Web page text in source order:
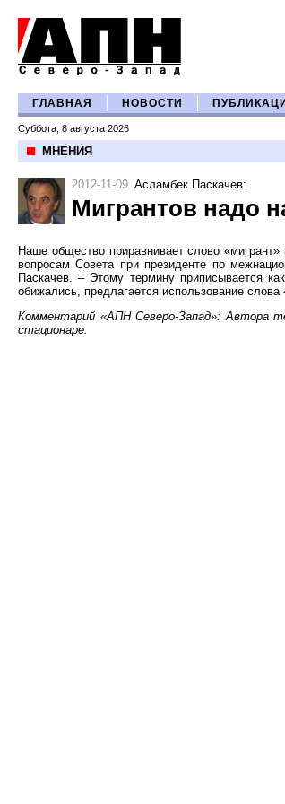
ГЛАВНАЯ НОВОСТИ
Суббота, 8 августа 2026
МНЕНИЯ
2012-11-09 Асламбек Паскачев:
Мигрантов надо
Наше общество приравнивает слово
вопросам Совета при президенте по
Паскачев. – Этому термину приписывается
обижались, предлагается использование
Комментарий «АПН Северо-Запад»: Автора
стационаре.